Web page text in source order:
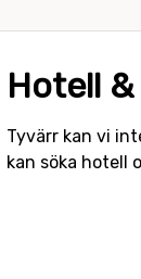
Hotell
Tyvärr kan vi
kan söka hotell